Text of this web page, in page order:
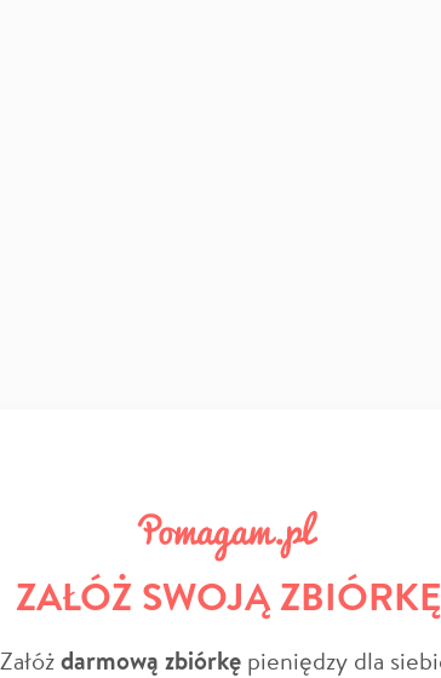
ZAŁÓŻ SWOJĄ ZBIÓRKĘ
Załóżdarmową zbiórkępieniędzy dla